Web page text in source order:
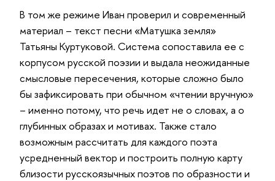
В том же режиме Иван проверил и современный
материал – текст песни «Матушка земля»
Татьяны Куртуковой. Система сопоставила ее с
корпусом русской поэзии и выдала неожиданные
смысловые пересечения, которые сложно было
бы зафиксировать при обычном «чтении вручную»
– именно потому, что речь идет не о словах, а о
глубинных образах и мотивах. Также стало
возможным рассчитать для каждого поэта
усредненный вектор и построить полную карту
близости русскоязычных поэтов по образности и